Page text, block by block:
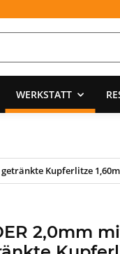
WERKSTATT
Kupferlitze
2,0mm